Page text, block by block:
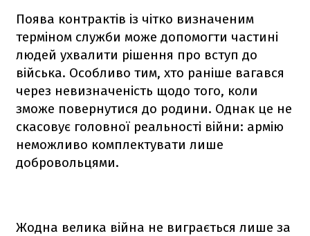
Поява контрактів із чітко визначеним
терміном служби може допомогти частині
людей ухвалити рішення про вступ до
війська. Особливо тим, хто раніше вагався
через невизначеність щодо того, коли
зможе повернутися до родини. Однак це не
скасовує головної реальності війни: армію
неможливо комплектувати лише
добровольцями.
Жодна велика війна не виграється лише за